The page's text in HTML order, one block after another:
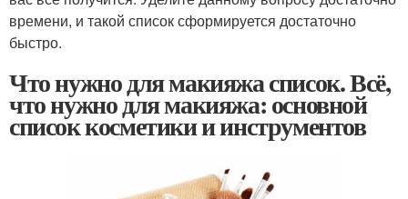
времени, и такой список сформируется достаточно
быстро.
Что нужно для макияжа список. Всё,
что нужно для макияжа: основной
список косметики и инструментов